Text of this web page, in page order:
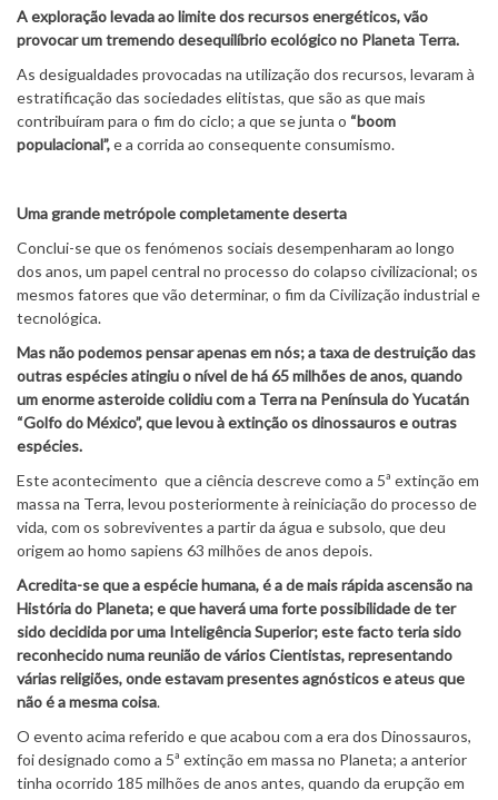
A exploração levada ao limite dos recursos energéticos, vão
provocar um tremendo desequilíbrio ecológico no Planeta Terra.
As desigualdades provocadas na utilização dos recursos, levaram à
estratificação das sociedades elitistas, que são as que mais
contribuíram para o fim do ciclo; a que se junta o “boom
populacional”,e a corrida ao consequente consumismo.
Uma grande metrópole completamente deserta
Conclui-se que os fenómenos sociais desempenharam ao longo
dos anos, um papel central no processo do colapso civilizacional; os
mesmos fatores que vão determinar, o fim da Civilização industrial e
tecnológica.
Mas não podemos pensar apenas em nós; a taxa de destruição das
outras espécies atingiu o nível de há 65 milhões de anos, quando
um enorme asteroide colidiu com a Terra na Península do Yucatán
“Golfo do México”, que levou à extinção os dinossauros e outras
espécies.
Este acontecimento que a ciência descreve como a 5ª extinção em
massa na Terra, levou posteriormente à reiniciação do processo de
vida, com os sobreviventes a partir da água e subsolo, que deu
origem ao homo sapiens 63 milhões de anos depois.
Acredita-se que a espécie humana, é a de mais rápida ascensão na
História do Planeta; e que haverá uma forte possibilidade de ter
sido decidida por uma Inteligência Superior; este facto teria sido
reconhecido numa reunião de vários Cientistas, representando
várias religiões, onde estavam presentes agnósticos e ateus que
não é a mesma coisa.
O evento acima referido e que acabou com a era dos Dinossauros,
foi designado como a 5ª extinção em massa no Planeta; a anterior
tinha ocorrido 185 milhões de anos antes, quando da erupção em